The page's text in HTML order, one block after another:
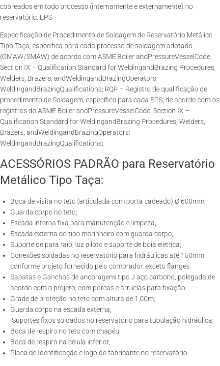
cobreados em todo processo (internamente e externamente) no
reservatório. EPS
Especificação de Procedimento de Soldagem de Reservatório Metálico
Tipo Taça, específica para cada processo de soldagem adotado
(GMAW/SMAW) de acordo com ASME Boiler andPressureVesselCode,
Section IX – Qualification Standard for WeldingandBrazing Procedures,
Welders, Brazers, andWeldingandBrazingOperators:
WeldingandBrazingQualifications; RQP – Registro de qualificação de
procedimento de Soldagem, específico para cada EPS, de acordo com os
registros do ASME Boiler andPressureVesselCode, Section IX –
Qualification Standard for WeldingandBrazing Procedures, Welders,
Brazers, andWeldingandBrazingOperators:
WeldingandBrazingQualifications;
ACESSÓRIOS PADRÃO para Reservatório
Metálico Tipo Taça:
Boca de visita no teto (articulada com porta cadeado) Ø 600mm;
Guarda corpo no teto;
Escada interna fixa para manutenção e limpeza;
Escada externa do tipo marinheiro com guarda corpo;
Suporte de para raio, luz piloto e suporte de boia elétrica;
Conexões soldadas no reservatório para hidráulicas até 150mm
conforme projeto fornecido pelo comprador, exceto flanges.
Sapatas e Ganchos de ancoragens tipo J aço carbono, polegada de
acordo com o projeto, com porcas e arruelas para fixação.
Grade de proteção no teto com altura de 1,00m;
Guarda corpo na escada externa;
·Suportes fixos soldados no reservatório para tubulação hidráulica;
Boca de respiro no teto com chapéu
Boca de respiro na célula inferior;
Placa de Identificação e logo do fabricante no reservatório.